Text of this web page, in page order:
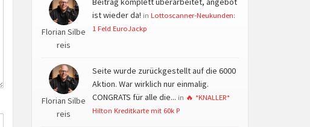
Florian Silbe
reis
ist wieder da! in Lottoscanner-Neukunden:
1 Feld EuroJackp
Florian Silbe
reis
Seite wurde zurückgestellt auf die 6000
Aktion. War wirklich nur einmalig.
CONGRATS für alle die... in 🔥 *KNALLER*
Hilton Kreditkarte mit 60k P